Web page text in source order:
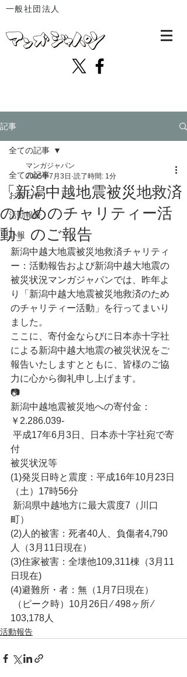
一般社団法人
記事
全ての記事
お知らせ
活動報告
訃報
全ての記事
「新潟中越地震被災地救済
のためのチャリティー活
動」のご報告
マンガジャパン
2005年7月3日 読了時間: 1分
新潟中越大地震被災地救済チャリティ
ー：活動報告および新潟中越大地震の
被災状況マンガジャパンでは、昨年よ
り「新潟中越大地震被災地救済のため
のチャリティー活動」を行ってまいり
ました。
ここに、寄付金ならびに日本赤十字社
による新潟中越大地震の被災状況をご
報告いたしますとともに、皆様のご協
力に心から御礼申し上げます。
📷
新潟中越地震被災地への寄付金：
￥2.286.039-
付
被災状況等
(1)発災日時と震度：平成16年10月23日
（土）17時56分
町）
(2)人的被害：死者40人、負傷者4,790
人（3月11日現在）
(3)住家被害：全壊他109,311棟（3月11
日現在)
(4)避難所・者：無（1月7日現在）
103,178人
活動報告